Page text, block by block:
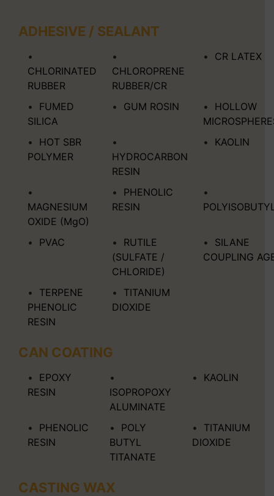
ADHESIVE / SEALANT
CHLORINATED
RUBBER
CHLOROPRENE
RUBBER/CR
CR LATEX
FUMED
SILICA
GUM ROSIN
HOLLOW
HOT SBR
POLYMER
HYDROCARBON
RESIN
KAOLIN
MAGNESIUM
OXIDE (MgO)
PHENOLIC
RESIN
PVAC
RUTILE
(SULFATE /
CHLORIDE)
SILANE
COUPLING
TERPENE
PHENOLIC
RESIN
TITANIUM
DIOXIDE
CAN COATING
EPOXY
RESIN
ISOPROPOXY
ALUMINATE
KAOLIN
PHENOLIC
RESIN
POLY
BUTYL
TITANATE
TITANIUM
DIOXIDE
CASTING WAX